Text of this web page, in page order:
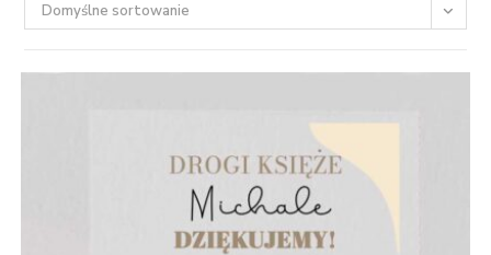
Domyślne sortowanie